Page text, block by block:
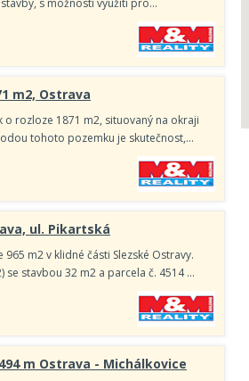
s možností využití pro…
m2, Ostrava
rozloze 1871 m2, situovaný na okraji
tohoto pozemku je skutečnost,…
ul. Pikartská
m2 v klidné části Slezské Ostravy.
se stavbou 32 m2 a parcela č. 4514 …
m Ostrava - Michálkovice